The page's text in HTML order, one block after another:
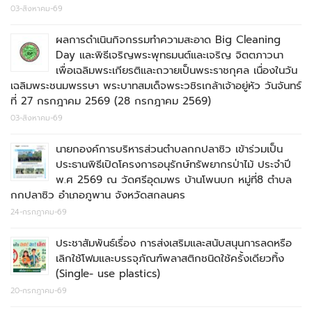
03-สิงหาคม-69
ผลการดำเนินกิจกรรมทำความสะอาด Big Cleaning
Day และพิธีเจริญพระพุทธมนต์และเจริญ จิตตภาวนา
เพื่อเฉลิมพระเกียรติและถวายเป็นพระราชกุศล เนื่องในวัน
เฉลิมพระชนมพรรษา พระบาทสมเด็จพระวชิรเกล้าเจ้าอยู่หัว วันจันทร์
ที่ 27 กรกฎาคม 2569 (28 กรกฎาคม 2569)
03-สิงหาคม-69
นายกองค์การบริหารส่วนตำบลกกปลาซิว เข้าร่วมเป็น
ประธานพิธีเปิดโครงการอนุรักษ์ทรัพยากรป่าไม้ ประจำปี
พ.ศ 2569 ณ วัดศรีอุดมพร บ้านโพนบก หมู่ที่8 ตำบล
กกปลาซิว อำเภอภูพาน จังหวัดสกลนคร
24-กรกฎาคม-69
ประชาสัมพันธ์เรื่อง การส่งเสริมและสนับสนุนการลดหรือ
เลิกใช้โฟมและบรรจุภัณฑ์พลาสติกชนิดใช้ครั้งเดียวทิ้ง
(Single- use plastics)
20-กรกฎาคม-69